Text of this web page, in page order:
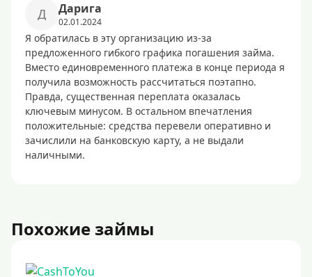
Д Дарига
02.01.2024
Я обратилась в эту организацию из-за
предложенного гибкого графика погашения займа.
Вместо единовременного платежа в конце периода я
получила возможность рассчитаться поэтапно.
Правда, существенная переплата оказалась
ключевым минусом. В остальном впечатления
положительные: средства перевели оперативно и
зачислили на банковскую карту, а не выдали
наличными.
Похожие займы